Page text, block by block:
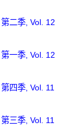
二季, Vol. 12
一季, Vol. 12
四季, Vol. 11
三季, Vol. 11